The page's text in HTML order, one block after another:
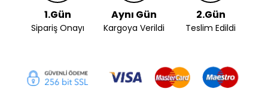
1.Gün
Sipariş Onayı
Aynı Gün
Kargoya Verildi
2.Gün
Teslim Edildi